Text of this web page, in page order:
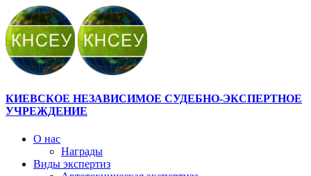
КИЕВСКОЕ НЕЗАВИСИМОЕ СУДЕБНО-ЭКСПЕРТНОЕ
УЧРЕЖДЕНИЕ
О нас
Награды
Виды экспертиз